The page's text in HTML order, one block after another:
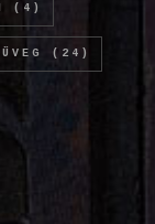
(4)
ÜVEG (24)